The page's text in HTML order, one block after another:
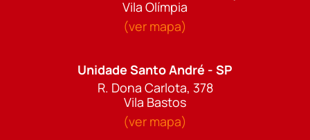
Vila Olímpia
(ver mapa)
Unidade Santo André - SP
R. Dona Carlota, 378
Vila Bastos
(ver mapa)